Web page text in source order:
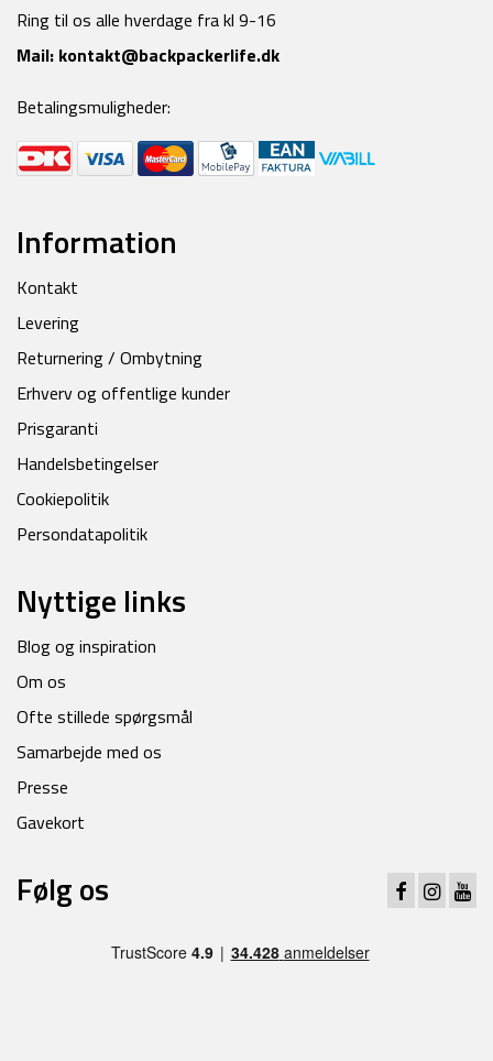
Ring til os alle hverdage fra kl 9-16
Mail: kontakt@backpackerlife.dk
Betalingsmuligheder:
Information
Kontakt
Levering
Returnering / Ombytning
Erhverv og offentlige kunder
Prisgaranti
Handelsbetingelser
Cookiepolitik
Persondatapolitik
Nyttige links
Blog og inspiration
Om os
Ofte stillede spørgsmål
Samarbejde med os
Presse
Gavekort
Følg os